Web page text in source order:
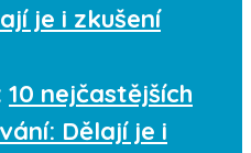
je i zkušení
10 nejčastějších
Dělají je i